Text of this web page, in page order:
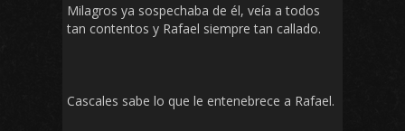
Milagros ya sospechaba de él, veía a todos
tan contentos y Rafael siempre tan callado.
Cascales sabe lo que le entenebrece a Rafael.